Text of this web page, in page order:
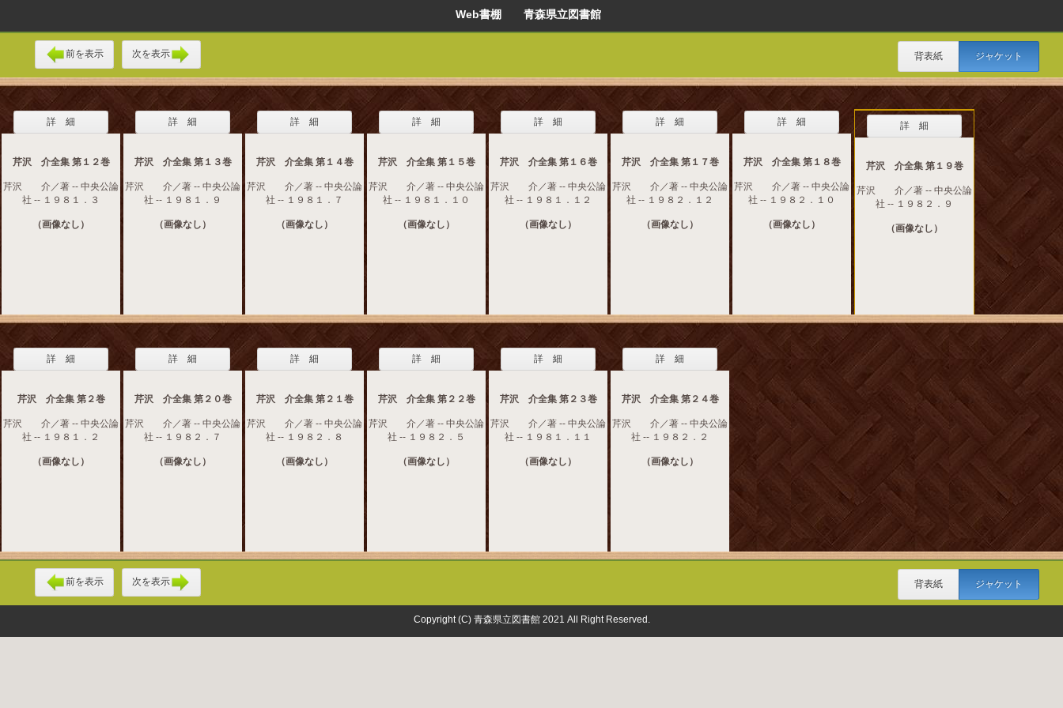
Web書棚 青森県立図書館
前を表示 次を表示 背表紙 ジャケット
詳 細
芹沢 介全集 第１２巻
芹沢 介／著 -- 中央公論
社 -- １９８１．３
（画像なし）
詳 細
芹沢 介全集 第１３巻
芹沢 介／著 -- 中央公論
社 -- １９８１．９
（画像なし）
詳 細
芹沢 介全集 第１４巻
芹沢 介／著 -- 中央公論
社 -- １９８１．７
（画像なし）
詳 細
芹沢 介全集 第１５巻
芹沢 介／著 -- 中央公論
社 -- １９８１．１０
（画像なし）
詳 細
芹沢 介全集 第１６巻
芹沢 介／著 -- 中央公論
社 -- １９８１．１２
（画像なし）
詳 細
芹沢 介全集 第１７巻
芹沢 介／著 -- 中央公論
社 -- １９８２．１２
（画像なし）
詳 細
芹沢 介全集 第１８巻
芹沢 介／著 -- 中央公論
社 -- １９８２．１０
（画像なし）
詳 細
芹沢 介全集 第１９巻
芹沢 介／著 -- 中央公論
社 -- １９８２．９
（画像なし）
詳 細
芹沢 介全集 第２巻
芹沢 介／著 -- 中央公論
社 -- １９８１．２
（画像なし）
詳 細
芹沢 介全集 第２０巻
芹沢 介／著 -- 中央公論
社 -- １９８２．７
（画像なし）
詳 細
芹沢 介全集 第２１巻
芹沢 介／著 -- 中央公論
社 -- １９８２．８
（画像なし）
詳 細
芹沢 介全集 第２２巻
芹沢 介／著 -- 中央公論
社 -- １９８２．５
（画像なし）
詳 細
芹沢 介全集 第２３巻
芹沢 介／著 -- 中央公論
社 -- １９８１．１１
（画像なし）
詳 細
芹沢 介全集 第２４巻
芹沢 介／著 -- 中央公論
社 -- １９８２．２
（画像なし）
前を表示 次を表示 背表紙 ジャケット
Copyright (C) 青森県立図書館 2021 All Right Reserved.